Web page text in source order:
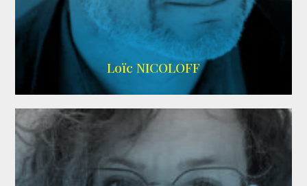
Wikipedia
Loïc NICOLOFF